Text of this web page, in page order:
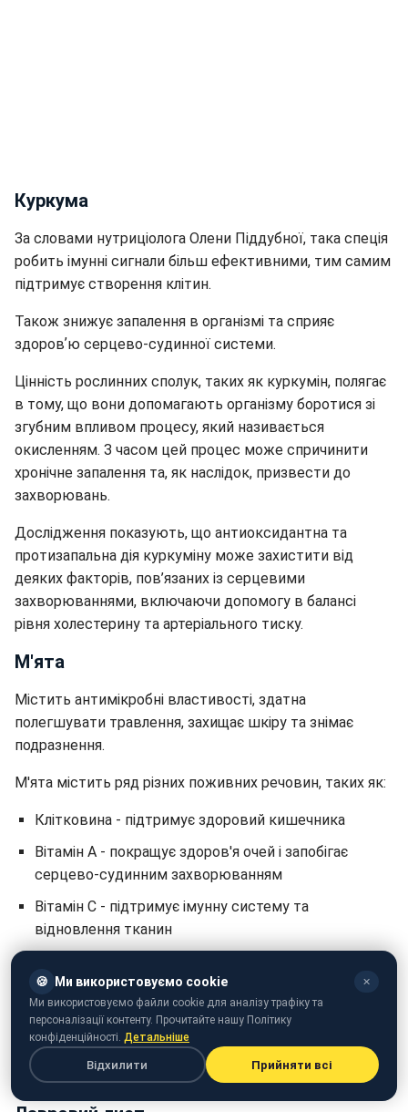
Куркума
За словами нутриціолога Олени Піддубної, така спеція
робить імунні сигнали більш ефективними, тим самим
підтримує створення клітин.
Також знижує запалення в організмі та сприяє
здоровʼю серцево-судинної системи.
Цінність рослинних сполук, таких як куркумін, полягає
в тому, що вони допомагають організму боротися зі
згубним впливом процесу, який називається
окисленням. З часом цей процес може спричинити
хронічне запалення та, як наслідок, призвести до
захворювань.
Дослідження показують, що антиоксидантна та
протизапальна дія куркуміну може захистити від
деяких факторів, пов’язаних із серцевими
захворюваннями, включаючи допомогу в балансі
рівня холестерину та артеріального тиску.
М'ята
Містить антимікробні властивості, здатна
полегшувати травлення, захищає шкіру та знімає
подразнення.
М'ята містить ряд різних поживних речовин, таких як:
Клітковина - підтримує здоровий кишечника
Вітамін А - покращує здоров'я очей і запобігає
серцево-судинним захворюванням
Вітамін С - підтримує імунну систему та
відновлення тканин
Марганець - корисний для роботи мозку та нервів
М’ята також є фантастичним джерелом
антиоксидантів, які допомагають захистити тіло від
окисного стресу.
🍪 Ми використовуємо cookie ✕
Ми використовуємо файли cookie для аналізу трафіку та
персоналізації контенту. Прочитайте нашу Політику
конфіденційності. Детальніше
Відхилити Прийняти всі